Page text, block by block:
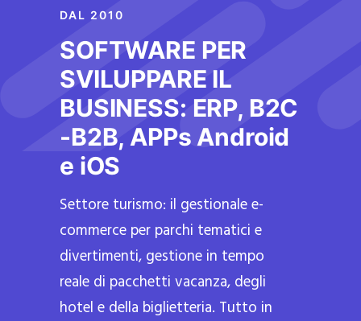
DAL 2010
SOFTWARE PER
SVILUPPARE IL
BUSINESS: ERP, B2C
-B2B, APPs Android
e iOS
Settore turismo: il gestionale e-
commerce per parchi tematici e
divertimenti, gestione in tempo
reale di pacchetti vacanza, degli
hotel e della biglietteria. Tutto in